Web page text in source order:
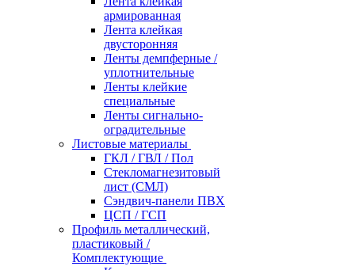
армированная
Лента клейкая
двусторонняя
Ленты демпферные /
уплотнительные
Ленты клейкие
специальные
Ленты сигнально-
оградительные
Листовые материалы
ГКЛ / ГВЛ / Пол
Стекломагнезитовый
лист (СМЛ)
Сэндвич-панели ПВХ
ЦСП / ГСП
Профиль металлический,
пластиковый /
Комплектующие